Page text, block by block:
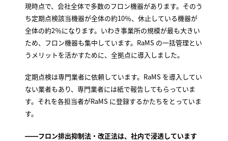
現時点で、会社全体で多数のフロン機器があります。そのう
ち定期点検該当機器が全体の約10％、休止している機器が
全体の約2％になります。いわき事業所の規模が最も大きい
ため、フロン機器も集中しています。RaMS の一括管理とい
うメリットを活かすために、全拠点に導入しました。
定期点検は専門業者に依頼しています。RaMS を導入してい
ない業者もあり、専門業者には紙で報告してもらっていま
す。それを各担当者がRaMS に登録するかたちをとっていま
す。
――フロン排出抑制法・改正法は、社内で浸透しています